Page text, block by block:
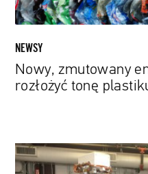
10
godzin
NEWSY
Nowy, zmutowany
rozłożyć tonę
Po
raz